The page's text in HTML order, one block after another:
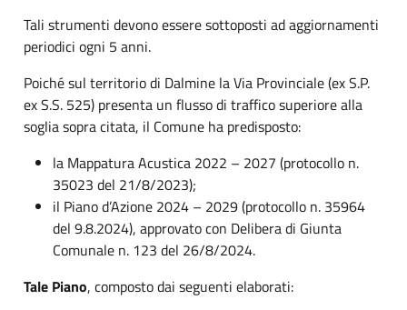
Tali strumenti devono essere sottoposti ad aggiornamenti
periodici ogni 5 anni.
Poiché sul territorio di Dalmine la Via Provinciale (ex S.P.
ex S.S. 525) presenta un flusso di traffico superiore alla
soglia sopra citata, il Comune ha predisposto:
la Mappatura Acustica 2022 – 2027 (protocollo n.
35023 del 21/8/2023);
il Piano d’Azione 2024 – 2029 (protocollo n. 35964
del 9.8.2024), approvato con Delibera di Giunta
Comunale n. 123 del 26/8/2024.
Tale Piano, composto dai seguenti elaborati: